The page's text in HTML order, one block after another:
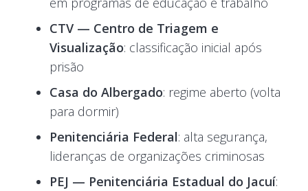
CTV — Centro de Triagem e
Visualização: classificação inicial após
prisão
Casa do Albergado: regime aberto (volta
para dormir)
Penitenciária Federal: alta segurança,
lideranças de organizações criminosas
PEJ — Penitenciária Estadual do Jacuí: